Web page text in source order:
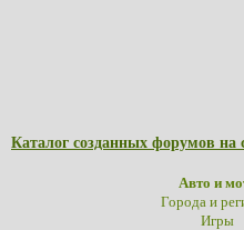
Каталог созданных форумов на
Авто и
Города и
Игры